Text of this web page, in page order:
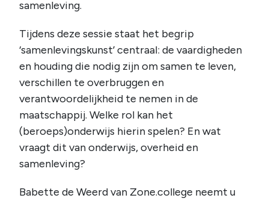
samenleving.
Tijdens deze sessie staat het begrip
‘samenlevingskunst’ centraal: de vaardigheden
en houding die nodig zijn om samen te leven,
verschillen te overbruggen en
verantwoordelijkheid te nemen in de
maatschappij. Welke rol kan het
(beroeps)onderwijs hierin spelen? En wat
vraagt dit van onderwijs, overheid en
samenleving?
Babette de Weerd van Zone.college neemt u